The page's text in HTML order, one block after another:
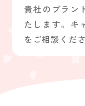
貴社のブラン
たします。キ
をご相談くださ